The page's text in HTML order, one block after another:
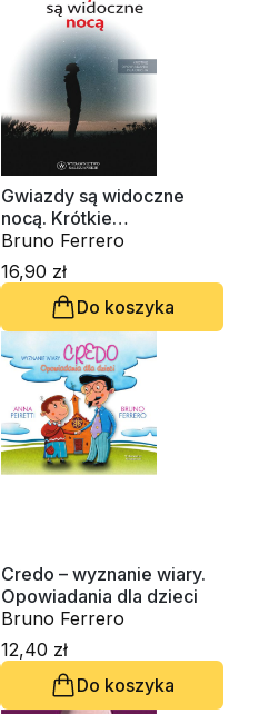
Gwiazdy są widoczne
nocą. Krótkie
opowiadania dla ducha
Bruno Ferrero
16,90 zł
Do koszyka
Credo – wyznanie wiary.
Opowiadania dla dzieci
Bruno Ferrero
12,40 zł
Do koszyka